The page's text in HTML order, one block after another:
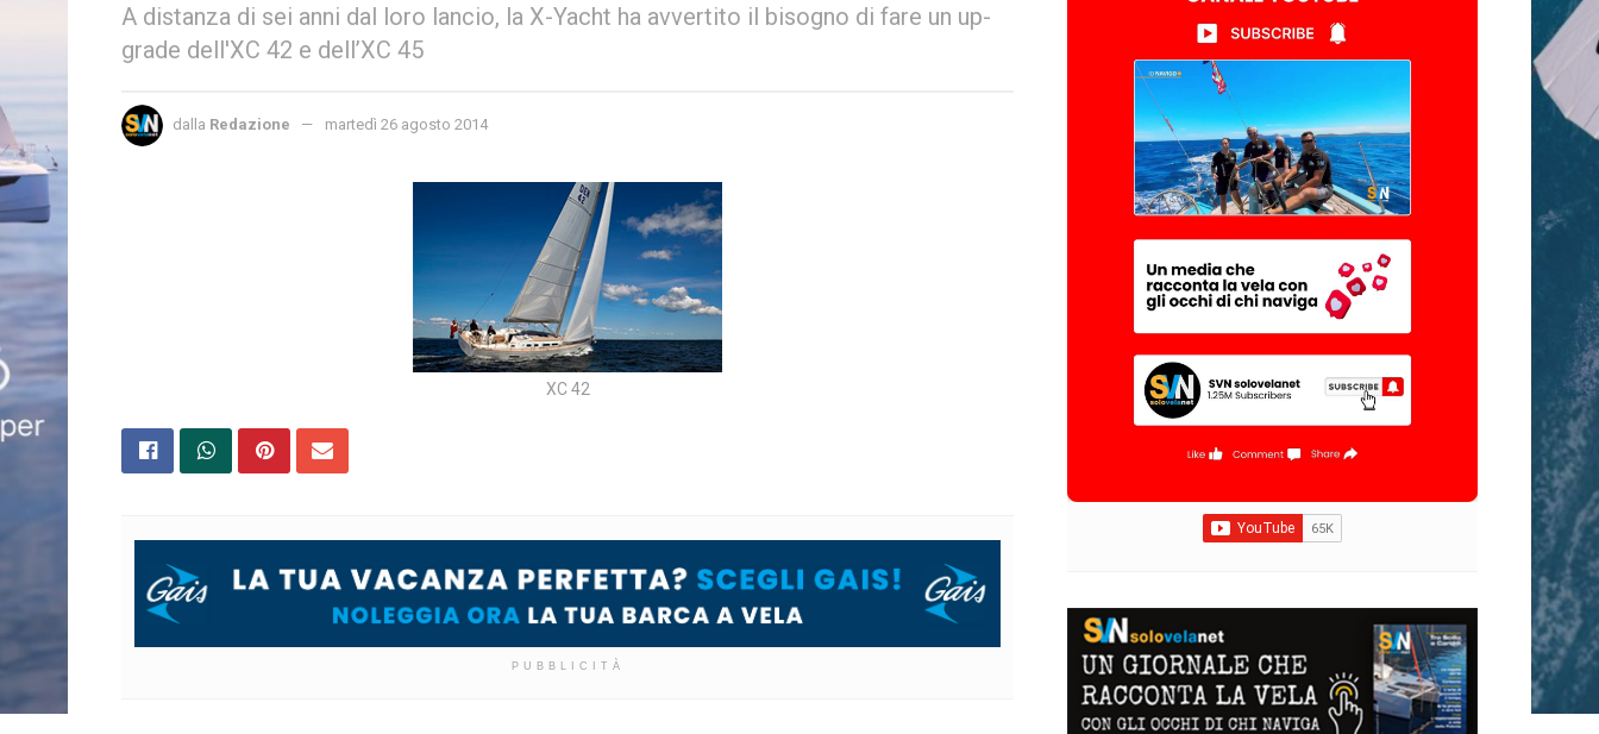
A distanza di sei anni dal loro lancio, la X-Yacht ha avvertito il bisogno di fare un up-
grade dell'XC 42 e dell’XC 45
dalla Redazione martedì 26 agosto 2014
XC 42
PUBBLICITÀ